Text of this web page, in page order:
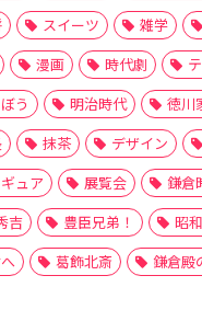
スイーツ 雑学
漫画 時代劇
う
明治時代
徳川
抹茶 デザイン
ュア
展覧会
鎌倉
吉
豊臣兄弟！
昭
葛飾北斎 鎌倉殿